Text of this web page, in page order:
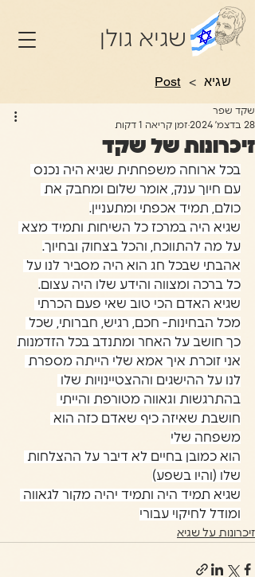
שגיא גולן
שגיא >
Post
זיכרונות של שקד
שקד שפר
28 בדצמ׳ 2024
זמן קריאה 1 דקות
בכל ארוחה משפחתית שגיא היה נכנס
עם חיוך ענק, אומר שלום ומחבק את
כולם, תמיד אכפתי ומתעניין.
שגיא היה במרכז כל השיחות ותמיד מצא
על מה להתווכח, והכל בצחוק ובחיוך.
אהבתי שבכל חג הוא היה מסביר לנו על
כל ברכה ומצווה והידע שלו היה עצום.
שגיא האדם הכי טוב שאי פעם הכרתי
מכל הבחינות- חכם, רגיש, חברותי, שכל
כך חושב על האחר ומתנדב בכל הזדמנות
אני זוכרת איך אמא שלי הייתה מספרת
לנו על ההישגים וההצטיינויות שלו
בהתרגשות וגאווה מטורפת והייתי
חושבת שאיזה כיף שאדם כזה הוא
משפחה שלי
הוא כמובן בחיים לא דיבר על ההצלחות
שלו (והיו בשפע)
שגיא תמיד היה ותמיד יהיה מקור לגאווה
ומודל לחיקוי עבורי
זיכרונות על שגיא